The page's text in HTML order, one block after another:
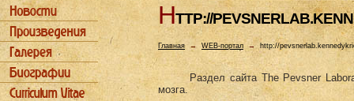
HTTP://
Главная→ WEB-портал → http://
Раздел сайта The Pevsner
мозга.